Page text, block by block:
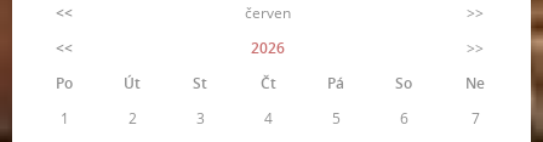
<< červen
>>
<<
2026
>>
Po
Út St Čt Pá So
Ne
1
2 3 4 5 6
7